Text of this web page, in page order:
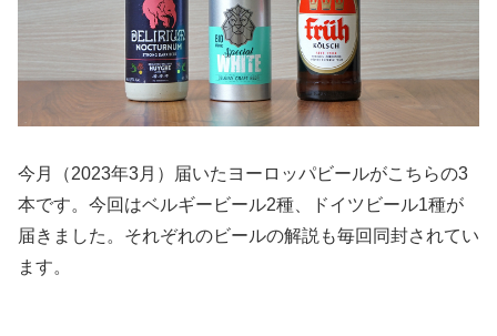
今月（2023年3月）届いたヨーロッパビールがこちらの3
本です。今回はベルギービール2種、ドイツビール1種が
届きました。それぞれのビールの解説も毎回同封されてい
ます。